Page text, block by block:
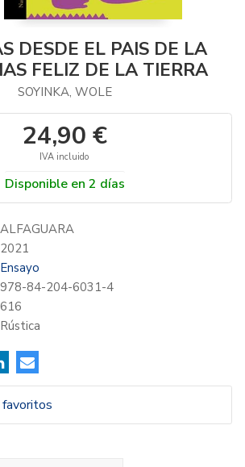
DESDE EL PAIS DE LA
FELIZ DE LA TIERRA
SOYINKA, WOLE
24,90 €
IVA incluido
Disponible en 2 días
ALFAGUARA
2021
Ensayo
978-84-204-6031-4
616
Rústica